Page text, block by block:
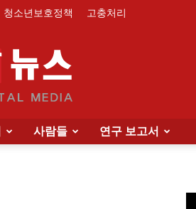
청소년보호정책 고충처리
사람들 연구 보고서